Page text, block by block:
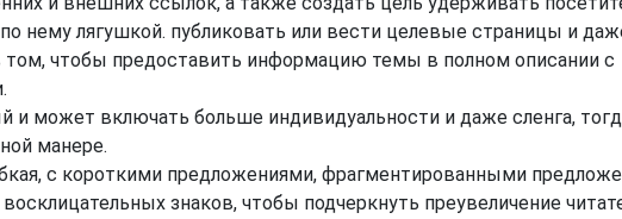
нему лягушкой. публиковать или вести целевые страницы и
том, чтобы предоставить информацию темы в полном описании с
и может включать больше индивидуальности и даже сленга,
манере.
с короткими предложениями, фрагментированными
знаков, чтобы подчеркнуть преувеличение